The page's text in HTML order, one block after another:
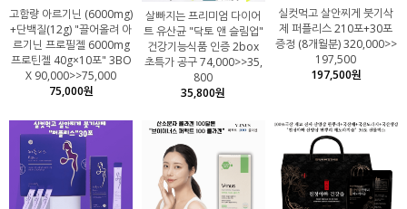
고함량 아르기닌 (6000mg)
+단백질(12g) "끌어올려 아
르기닌 프로필젤 6000mg
프로틴젤 40g×10포" 3BO
X 90,000>>75,000
75,000원
살빠지는 프리미엄 다이어
트 유산균 "닥토 앤 슬림업"
건강기능식품 인증 2box
초특가 공구 74,000>>35,
800
35,800원
실컷먹고 살안찌게 붓기삭
제 퍼플리스 210포+30포
증정 (8개월분) 320,000>>
197,500
197,500원